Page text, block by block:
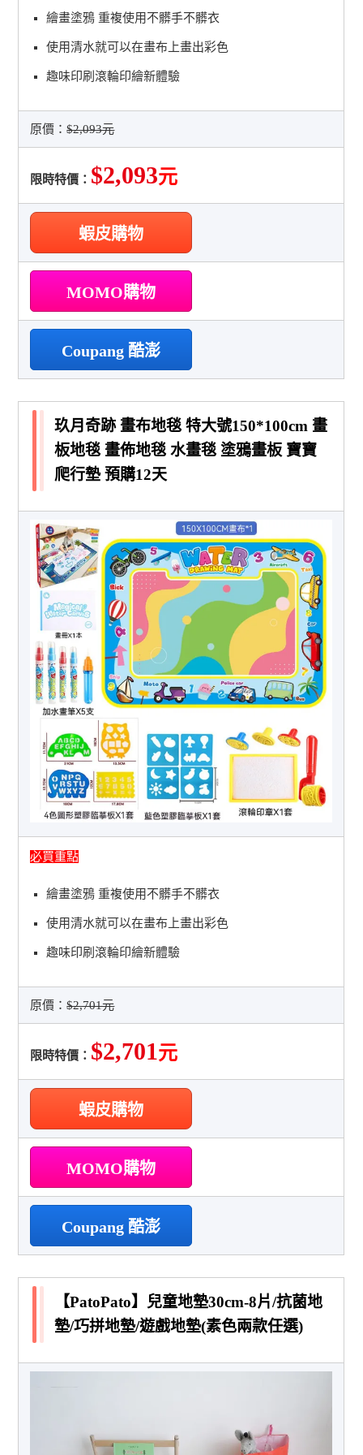
繪畫塗鴉 重複使用不髒手不髒衣
使用清水就可以在畫布上畫出彩色
趣味印刷滾輪印繪新體驗
原價：$2,093元
限時特價： $2,093元
蝦皮購物
MOMO購物
Coupang 酷澎
玖月奇跡 畫布地毯 特大號150*100cm 畫
板地毯 畫佈地毯 水畫毯 塗鴉畫板 寶寶
爬行墊 預購12天
必買重點
繪畫塗鴉 重複使用不髒手不髒衣
使用清水就可以在畫布上畫出彩色
趣味印刷滾輪印繪新體驗
原價：$2,701元
限時特價： $2,701元
蝦皮購物
MOMO購物
Coupang 酷澎
【PatoPato】兒童地墊30cm-8片/抗菌地
墊/巧拼地墊/遊戲地墊(素色兩款任選)